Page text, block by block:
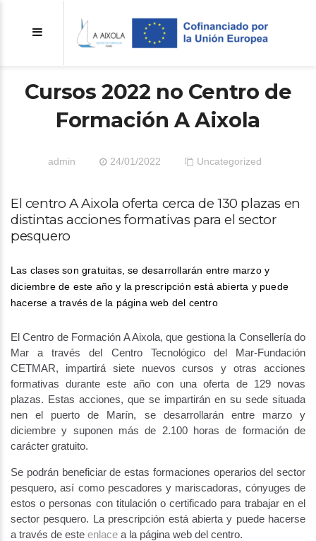
Cursos 2022 no Centro de
Formación A Aixola
admin 24/01/2022 Uncategorized
El centro A Aixola oferta cerca de 130 plazas en
distintas acciones formativas para el sector
pesquero
Las clases son gratuitas, se desarrollarán entre marzo y
diciembre de este año y la prescripción está abierta y puede
hacerse a través de la página web del centro
El Centro de Formación A Aixola, que gestiona la Consellería do
Mar a través del Centro Tecnológico del Mar-Fundación
CETMAR, impartirá siete nuevos cursos y otras acciones
formativas durante este año con una oferta de 129 novas
plazas. Estas acciones, que se impartirán en su sede situada
nen el puerto de Marín, se desarrollarán entre marzo y
diciembre y suponen más de 2.100 horas de formación de
carácter gratuito.
Se podrán beneficiar de estas formaciones operarios del sector
pesquero, así como pescadores y mariscadoras, cónyuges de
estos o personas con titulación o certificado para trabajar en el
sector pesquero. La prescripción está abierta y puede hacerse
a través de este enlace a la página web del centro.